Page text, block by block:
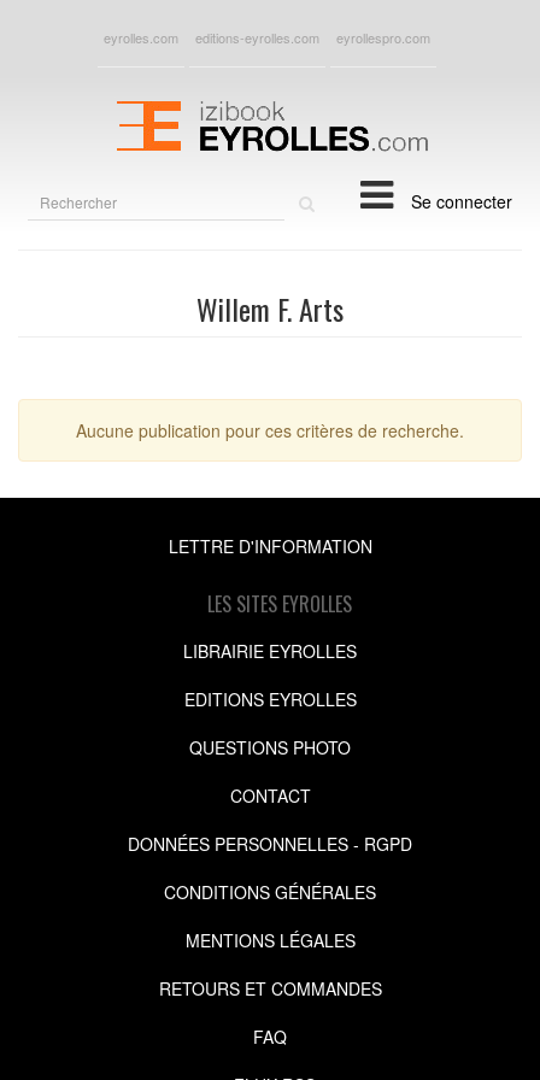
eyrolles.com editions-eyrolles.com eyrollespro.com
Se connecter
Willem F. Arts
Aucune publication pour ces critères de recherche.
LETTRE D'INFORMATION
LES SITES EYROLLES
LIBRAIRIE EYROLLES
EDITIONS EYROLLES
QUESTIONS PHOTO
CONTACT
DONNÉES PERSONNELLES - RGPD
CONDITIONS GÉNÉRALES
MENTIONS LÉGALES
RETOURS ET COMMANDES
FAQ